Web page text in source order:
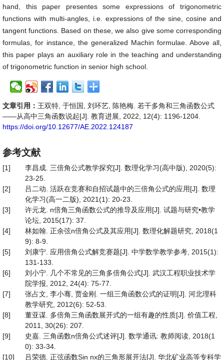
hand, this paper presentes some expressions of trigonometric
functions with multi-angles, i.e. expressions of the sine, cosine and
tangent functions. Based on these, we also give some corresponding
formulas, for instance, the generalized Machin formulae. Above all,
this paper plays an auxiliary role in the teaching and understanding
of trigonometric function in senior high school.
文章引用： 王双特, 于恒国, 刘环艺, 陈艳梅. 若干多角和三角函数公式
——从高中三角函数说起[J]. 教育进展, 2022, 12(4): 1196-1204.
https://doi.org/10.12677/AE.2022.124187
参考文献
[1]
李昌成. 三倍角公式教学探究[J]. 数理化学习(高中版), 2020(5):
23-25.
[2]
吕二动. 活跃在竞赛和自招试题中的三倍角公式的应用[J]. 数理
化学习(高一二版), 2021(1): 20-23.
[3]
许元龙. n倍角三角函数公式的推导及应用[J]. 试题与研究•教学
论坛, 2015(17): 37.
[4]
林如翰. 正余弦n倍角公式及其应用[J]. 数理化解题研究, 2018(1
9): 8-9.
[5]
刘康宁. 应用倍角公式解竞赛题[J]. 中学数学教学参考, 2015(1):
131-133.
[6]
刘小宁. 几个不常见的三角多倍角公式[J]. 武汉工程职业技术学
院学报, 2012, 24(4): 75-77.
[7]
张占文, 李小骞, 贾金刚. 一组三角函数公式的证明[J]. 河北理科
教学研究, 2012(6): 52-53.
[8]
董亚谋. 多倍角三角函数展开式的一组有趣的性质[J]. 价值工程,
2011, 30(26): 207.
[9]
史嘉. 三角函数n倍角公式述评[J]. 数学通讯: 教师阅读, 2018(1
0): 33-34.
[10]
吕荣德. 正弦函数Sin nx的三角形展开法[J]. 华北矿业高等专科学